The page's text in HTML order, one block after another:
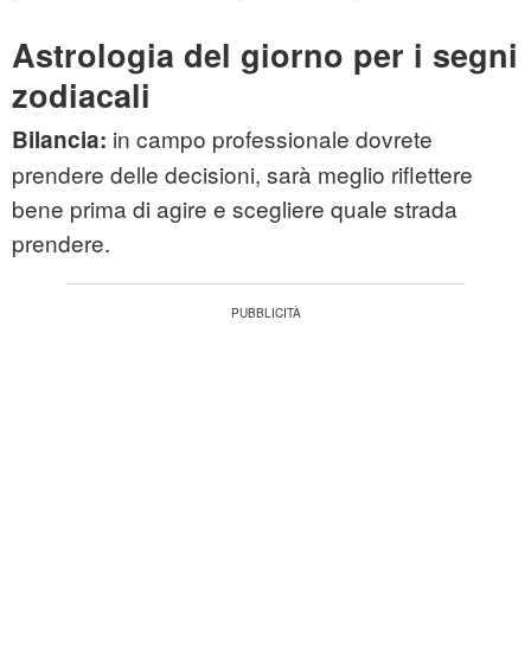
Astrologia del giorno per i segni
zodiacali
Bilancia: in campo professionale dovrete
prendere delle decisioni, sarà meglio riflettere
bene prima di agire e scegliere quale strada
prendere.